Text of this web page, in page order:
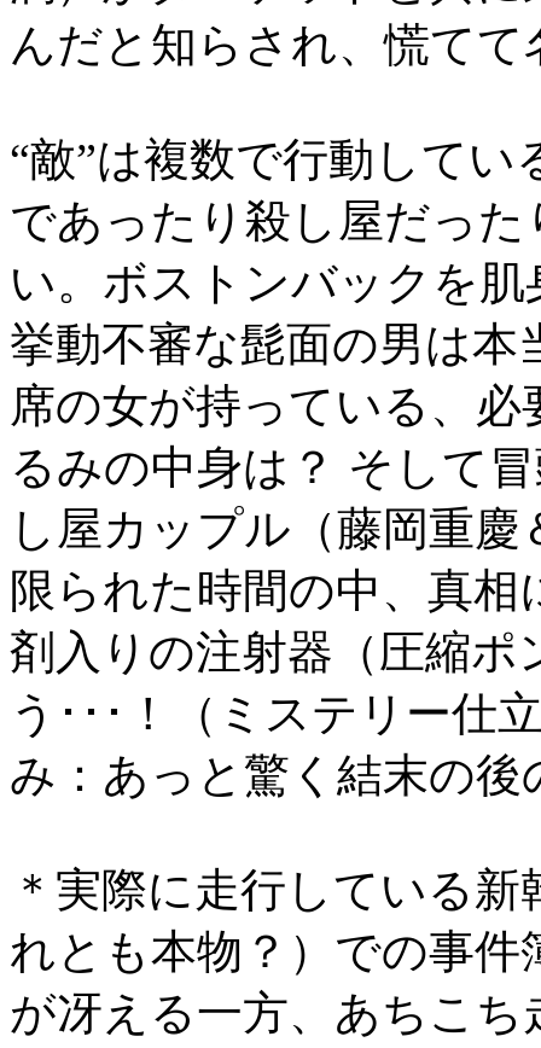
んだと知らされ、慌て
“敵”は複数で行動して
であったり殺し屋だっ
い。ボストンバックを
挙動不審な髭面の男は
席の女が持っている、
るみの中身は？ そして
し屋カップル（藤岡重
限られた時間の中、真
剤入りの注射器（圧縮ポ
う･･･！（ミステリー仕
み：あっと驚く結末の
＊実際に走行している
れとも本物？）での事
が冴える一方、あちこ